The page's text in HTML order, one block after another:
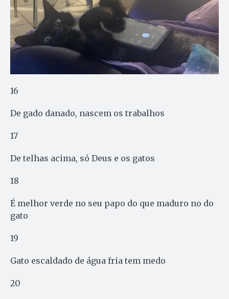
16
De gado danado, nascem os trabalhos
17
De telhas acima, só Deus e os gatos
18
É melhor verde no seu papo do que maduro no do
gato
19
Gato escaldado de água fria tem medo
20